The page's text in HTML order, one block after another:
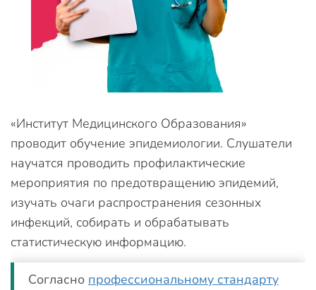
«Институт Медицинского Образования»
проводит обучение эпидемиологии. Слушатели
научатся проводить профилактические
мероприятия по предотвращению эпидемий,
изучать очаги распространения сезонных
инфекций, собирать и обрабатывать
статистическую информацию.
Согласно профессиональному стандарту